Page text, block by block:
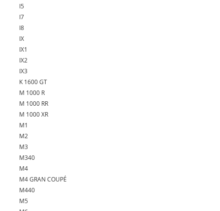
I5
I7
I8
IX
IX1
IX2
IX3
K 1600 GT
M 1000 R
M 1000 RR
M 1000 XR
M1
M2
M3
M340
M4
M4 GRAN COUPÉ
M440
M5